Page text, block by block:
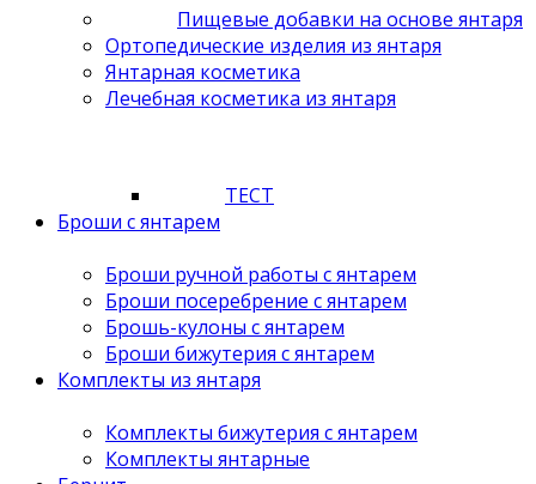
Пищевые добавки на основе янтаря
Ортопедические изделия из янтаря
Янтарная косметика
Лечебная косметика из янтаря
ТЕСТ
Броши с янтарем
Броши ручной работы с янтарем
Броши посеребрение с янтарем
Брошь-кулоны с янтарем
Броши бижутерия с янтарем
Комплекты из янтаря
Комплекты бижутерия с янтарем
Комплекты янтарные